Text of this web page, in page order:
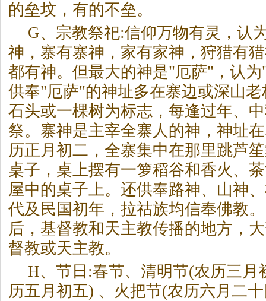
的垒坟，有的不垒。
G、宗教祭祀:信仰万物有灵，认
神，寨有寨神，家有家神，狩猎有
都有神。但最大的神是"厄萨"，认
供奉"厄萨"的神址多在寨边或深山
石头或一棵树为标志，每逢过年、
祭。寨神是主宰全寨人的神，神址
历正月初二，全寨集中在那里跳芦
桌子，桌上摆有一箩稻谷和香火、
屋中的桌子上。还供奉路神、山神
代及民国初年，拉祜族均信奉佛教
后，基督教和天主教传播的地方，
督教或天主教。
H、节日:春节、清明节(农历三月
历五月初五) 、火把节(农历六月二